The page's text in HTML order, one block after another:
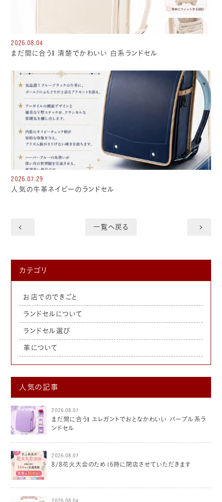
2026.08.04
まだ間に合う❕ 清楚でかわいい 白系ランドセル
2026.07.29
人気の牛革ネイビーのランドセル
一覧へ戻る
カテゴリ
お店でのできごと
ランドセルについて
ランドセル選び
革について
人気の記事
2026.08.07
まだ間に合う❕ エレガントでおとなかわいい パープル系ラ
ンドセル
2026.08.07
8/8花火大会のため16時に閉店させていただきます
2026.08.04